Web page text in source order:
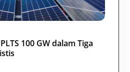
100 GW dalam Tiga